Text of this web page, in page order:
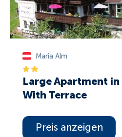
Maria Alm
Large Apartment in
With Terrace
Preis anzeigen